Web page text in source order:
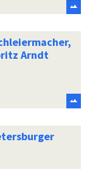
Arndt